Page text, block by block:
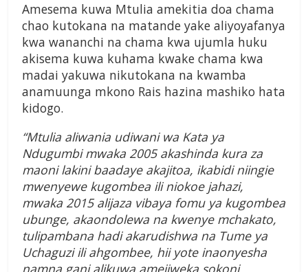
Amesema kuwa Mtulia amekitia doa chama
chao kutokana na matande yake aliyoyafanya
kwa wananchi na chama kwa ujumla huku
akisema kuwa kuhama kwake chama kwa
madai yakuwa nikutokana na kwamba
anamuunga mkono Rais hazina mashiko hata
kidogo.
“Mtulia aliwania udiwani wa Kata ya
Ndugumbi mwaka 2005 akashinda kura za
maoni lakini baadaye akajitoa, ikabidi niingie
mwenyewe kugombea ili niokoe jahazi,
mwaka 2015 alijaza vibaya fomu ya kugombea
ubunge, akaondolewa na kwenye mchakato,
tulipambana hadi akarudishwa na Tume ya
Uchaguzi ili ahgombee, hii yote inaonyesha
namna gani alikuwa amejiweka sokoni